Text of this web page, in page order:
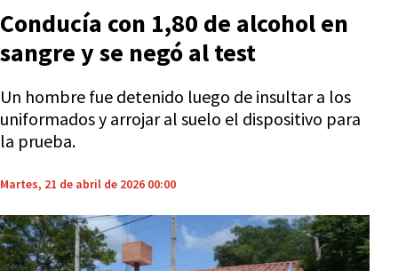
Conducía con 1,80 de alcohol en
sangre y se negó al test
Un hombre fue detenido luego de insultar a los
uniformados y arrojar al suelo el dispositivo para
la prueba.
Martes, 21 de abril de 2026 00:00